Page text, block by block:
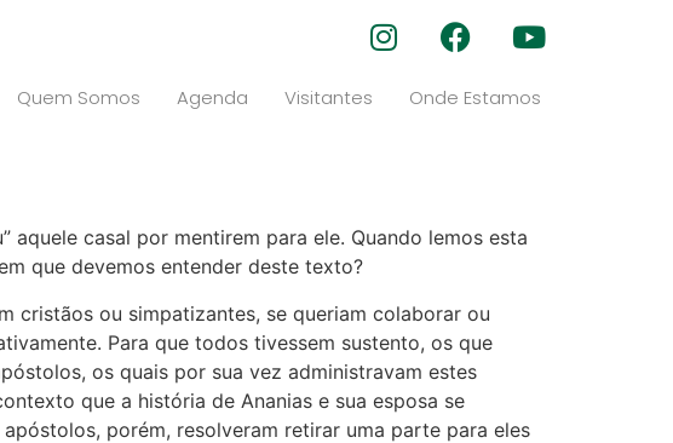
Quem Somos Agenda Visitantes Onde Estamos
aquele casal por mentirem para ele. Quando lemos esta
que devemos entender deste texto?
cristãos ou simpatizantes, se queriam colaborar ou
Para que todos tivessem sustento, os que
os quais por sua vez administravam estes
que a história de Ananias e sua esposa se
porém, resolveram retirar uma parte para eles